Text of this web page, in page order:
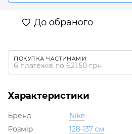
До обраного
ПОКУПКА ЧАСТИНАМИ
6 платежів по 621.50 грн
Характеристики
Бренд
Nike
Розмір
128-137 см